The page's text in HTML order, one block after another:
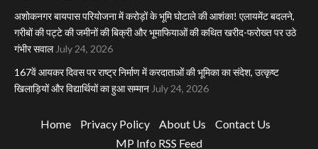
अशोकनगर बायपास परियोजना में करोड़ों के भूमि घोटाले की आशंका! एलायमेंट बदलने,
गरीबों की पट्टे की जमीनों की बिक्री और भूमाफियाओं की कथित खरीद-फरोख्त पर उठे
गंभीर सवालJuly 24, 2026
167वें आयकर दिवस पर राष्ट्र निर्माण में करदाताओं की भूमिका का संदेश, उत्कृष्ट
खिलाड़ियों और विद्यार्थियों का हुआ सम्मानJuly 24, 2026
Home Privacy Policy About Us
Contact Us
MP Info RSS Feed